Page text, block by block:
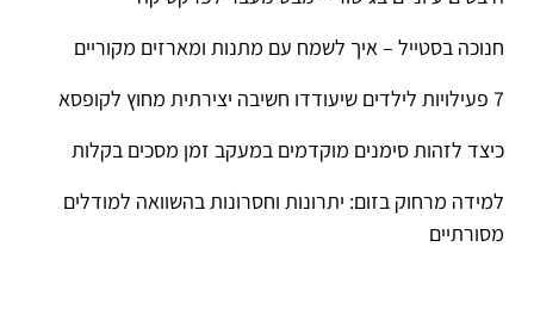
חנוכה בסטייל – איך לשמח עם מתנות ומארזים מקוריים
7 פעילויות לילדים שיעודדו חשיבה יצירתית מחוץ לקופסא
כיצד לזהות סימנים מוקדמים במעקב זמן מסכים בקלות
למידה מרחוק בזום: יתרונות וחסרונות בהשוואה למודלים
מסורתיים